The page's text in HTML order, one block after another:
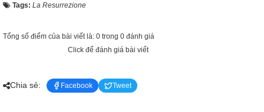
Tags: La Resurrezione
Tổng số điểm của bài viết là: 0 trong 0 đánh giá
Click để đánh giá bài viết
Chia sẻ: Facebook Tweet